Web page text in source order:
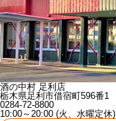
酒の中村 足利店
栃木県足利市借宿町596番1
0284-72-8800
10:00～20:00 (火、水曜定休)